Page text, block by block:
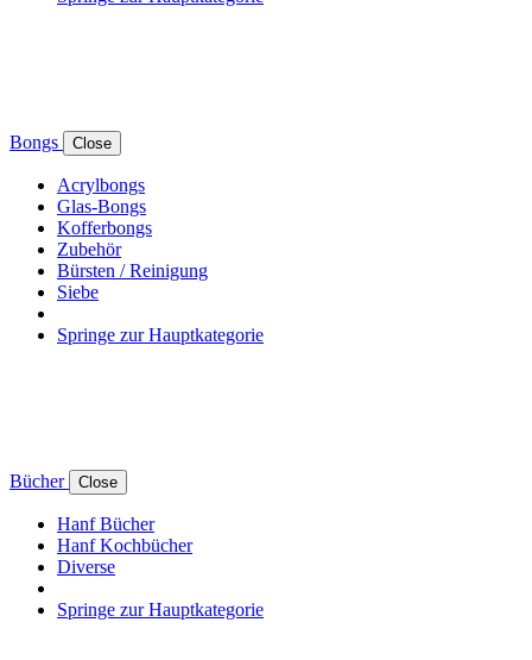
Bongs Close
Acrylbongs
Glas-Bongs
Kofferbongs
Zubehör
Bürsten / Reinigung
Siebe
Springe zur Hauptkategorie
Bücher Close
Hanf Bücher
Hanf Kochbücher
Diverse
Springe zur Hauptkategorie